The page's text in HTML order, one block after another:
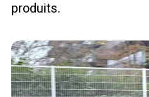
produits.